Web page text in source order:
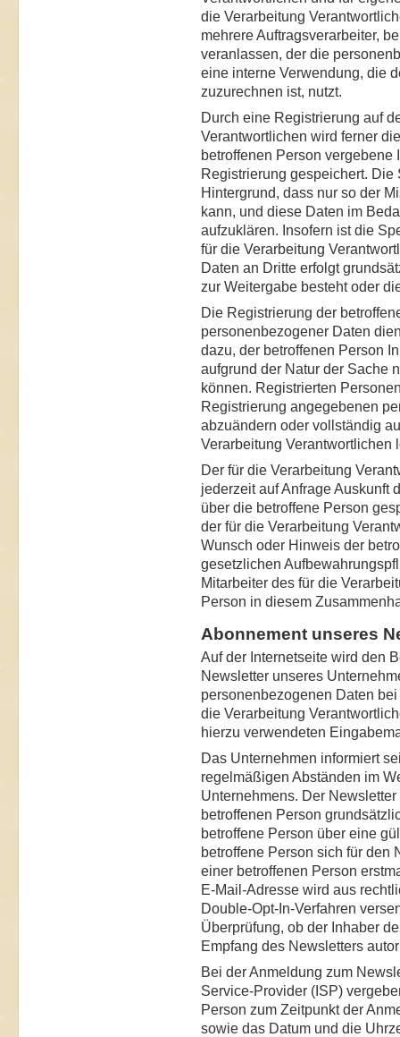
die Verarbeitung
mehrere Auftragsverarbeiter,
veranlassen, der die
eine interne Verwendung, die
zuzurechnen ist, nutzt.
Durch eine Registrierung auf
Verantwortlichen wird ferner
betroffenen Person
Registrierung gespeichert.
Hintergrund, dass nur so der
kann, und diese Daten im
aufzuklären. Insofern ist die
für die Verarbeitung
Daten an Dritte erfolgt
zur Weitergabe besteht oder
Die Registrierung der
personenbezogener Daten
dazu, der betroffenen Person
aufgrund der Natur der Sache
können. Registrierten
Registrierung angegebenen
abzuändern oder vollständig
Verarbeitung Verantwortlichen
Der für die Verarbeitung
jederzeit auf Anfrage Auskunft
über die betroffene Person
der für die Verarbeitung
Wunsch oder Hinweis der
gesetzlichen
Mitarbeiter des für die
Person in diesem
Abonnement unseres
Auf der Internetseite wird den
Newsletter unseres
personenbezogenen Daten
die Verarbeitung
hierzu verwendeten
Das Unternehmen informiert
regelmäßigen Abständen im
Unternehmens. Der
betroffenen Person
betroffene Person über eine
betroffene Person sich für den
einer betroffenen Person
E-Mail-Adresse wird aus
Double-Opt-In-Verfahren
Überprüfung, ob der Inhaber
Empfang des Newsletters
Bei der Anmeldung zum
Service-Provider (ISP)
Person zum Zeitpunkt der
sowie das Datum und die